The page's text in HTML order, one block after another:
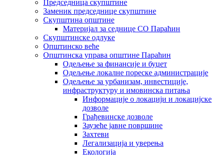
Председница скупштине
Заменик председнице скупштине
Скупштина општине
Материјал за седнице СО Параћин
Скупштинске одлуке
Општинско веће
Општинска управа општине Параћин
Одељење за финансије и буџет
Одељење локалне пореске администрације
Одељење за урбанизам, инвестиције,
инфраструктуру и имовинска питања
Информације о локацији и локацијске
дозволе
Грађевинске дозволе
Заузеће јавне површине
Захтеви
Легализација и уверења
Екологија